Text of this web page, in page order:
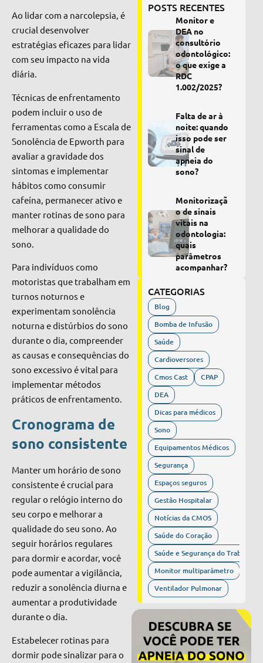
Ao lidar com a narcolepsia, é
crucial desenvolver
estratégias eficazes para lidar
com seu impacto na vida
diária.
Técnicas de enfrentamento
podem incluir o uso de
ferramentas como a Escala de
Sonolência de Epworth para
avaliar a gravidade dos
sintomas e implementar
hábitos como consumir
cafeína, permanecer ativo e
manter rotinas de sono para
melhorar a qualidade do
sono.
Para indivíduos como
motoristas que trabalham em
turnos noturnos e
experimentam sonolência
noturna e distúrbios do sono
durante o dia, compreender
as causas e consequências do
sono excessivo é vital para
implementar métodos
práticos de enfrentamento.
Cronograma de
sono consistente
Manter um horário de sono
consistente é crucial para
regular o relógio interno do
seu corpo e melhorar a
qualidade do seu sono. Ao
seguir horários regulares
para dormir e acordar, você
pode aumentar a vigilância,
reduzir a sonolência diurna e
aumentar a produtividade
durante o dia.
Estabelecer rotinas para
dormir pode sinalizar para o
POSTS RECENTES
Monitor e
DEA no
consultório
odontológico:
o que exige a
RDC
1.002/2025?
Falta de ar à
noite: quando
isso pode ser
sinal de
apneia do
sono?
Monitorizaçã
o de sinais
vitais na
odontologia:
quais
parâmetros
acompanhar?
CATEGORIAS
Blog
Bomba de Infusão
Saúde
Cardioversores
Cmos Cast
CPAP
DEA
Dicas para médicos
Sono
Equipamentos Médicos
Segurança
Espaços seguros
Gestão Hospitalar
Notícias da CMOS
Saúde do Coração
Saúde e Segurança do Trabalho
Monitor multiparâmetro
Ventilador Pulmonar